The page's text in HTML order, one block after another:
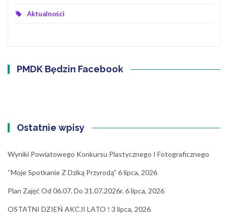
Aktualności
PMDK Będzin Facebook
Ostatnie wpisy
Wyniki Powiatowego Konkursu Plastycznego I Fotograficznego
“Moje Spotkanie Z Dziką Przyrodą” 6 lipca, 2026
Plan Zajęć Od 06.07. Do 31.07.2026r.6 lipca, 2026
OSTATNI DZIEŃ AKCJI LATO ! 3 lipca, 2026